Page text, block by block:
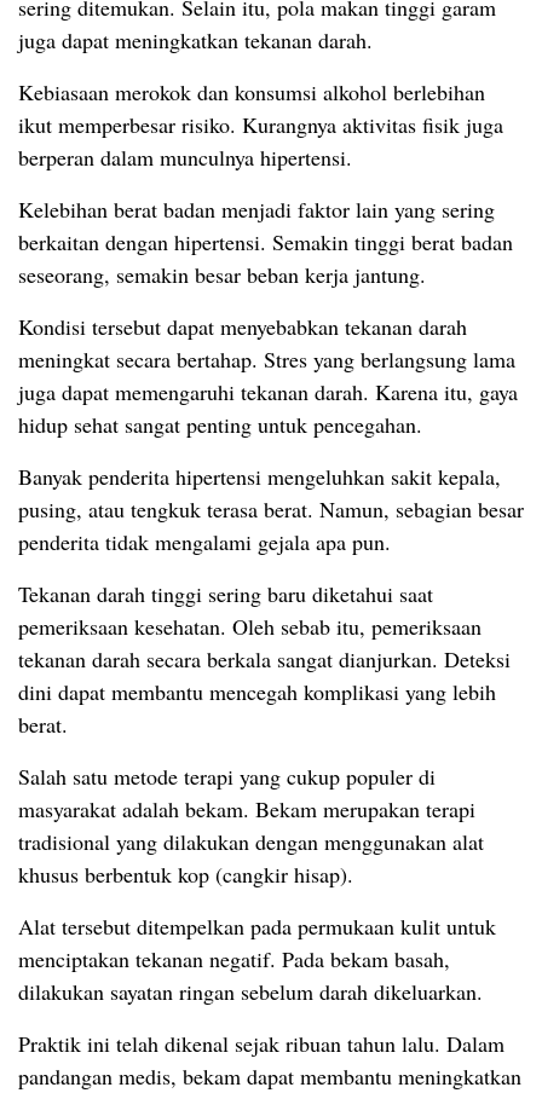
sering ditemukan. Selain itu, pola makan tinggi garam
juga dapat meningkatkan tekanan darah.
Kebiasaan merokok dan konsumsi alkohol berlebihan
ikut memperbesar risiko. Kurangnya aktivitas fisik juga
berperan dalam munculnya hipertensi.
Kelebihan berat badan menjadi faktor lain yang sering
berkaitan dengan hipertensi. Semakin tinggi berat badan
seseorang, semakin besar beban kerja jantung.
Kondisi tersebut dapat menyebabkan tekanan darah
meningkat secara bertahap. Stres yang berlangsung lama
juga dapat memengaruhi tekanan darah. Karena itu, gaya
hidup sehat sangat penting untuk pencegahan.
Banyak penderita hipertensi mengeluhkan sakit kepala,
pusing, atau tengkuk terasa berat. Namun, sebagian besar
penderita tidak mengalami gejala apa pun.
Tekanan darah tinggi sering baru diketahui saat
pemeriksaan kesehatan. Oleh sebab itu, pemeriksaan
tekanan darah secara berkala sangat dianjurkan. Deteksi
dini dapat membantu mencegah komplikasi yang lebih
berat.
Salah satu metode terapi yang cukup populer di
masyarakat adalah bekam. Bekam merupakan terapi
tradisional yang dilakukan dengan menggunakan alat
khusus berbentuk kop (cangkir hisap).
Alat tersebut ditempelkan pada permukaan kulit untuk
menciptakan tekanan negatif. Pada bekam basah,
dilakukan sayatan ringan sebelum darah dikeluarkan.
Praktik ini telah dikenal sejak ribuan tahun lalu. Dalam
pandangan medis, bekam dapat membantu meningkatkan